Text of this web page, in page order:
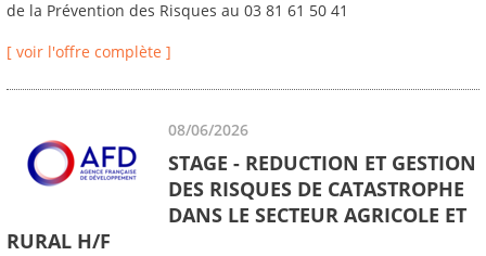
de la Prévention des Risques au 03 81 61 50 41
[ voir l'offre complète ]
08/06/2026
STAGE - REDUCTION ET GESTION
DES RISQUES DE CATASTROPHE
DANS LE SECTEUR AGRICOLE ET
RURAL H/F